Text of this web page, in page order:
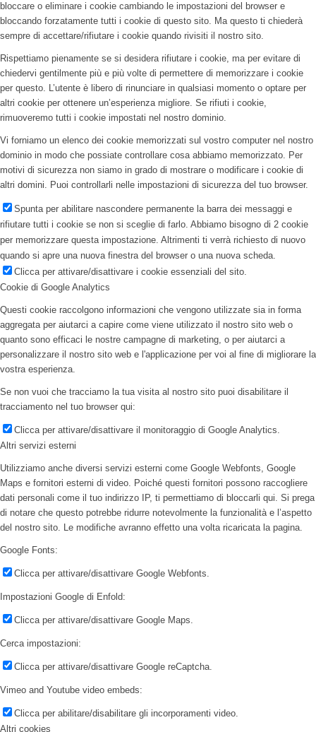
bloccare o eliminare i cookie cambiando le impostazioni del browser e
bloccando forzatamente tutti i cookie di questo sito. Ma questo ti chiederà
sempre di accettare/rifiutare i cookie quando rivisiti il nostro sito.
Rispettiamo pienamente se si desidera rifiutare i cookie, ma per evitare di
chiedervi gentilmente più e più volte di permettere di memorizzare i cookie
per questo. L’utente è libero di rinunciare in qualsiasi momento o optare per
altri cookie per ottenere un’esperienza migliore. Se rifiuti i cookie,
rimuoveremo tutti i cookie impostati nel nostro dominio.
Vi forniamo un elenco dei cookie memorizzati sul vostro computer nel nostro
dominio in modo che possiate controllare cosa abbiamo memorizzato. Per
motivi di sicurezza non siamo in grado di mostrare o modificare i cookie di
altri domini. Puoi controllarli nelle impostazioni di sicurezza del tuo browser.
Spunta per abilitare nascondere permanente la barra dei messaggi e
rifiutare tutti i cookie se non si sceglie di farlo. Abbiamo bisogno di 2 cookie
per memorizzare questa impostazione. Altrimenti ti verrà richiesto di nuovo
quando si apre una nuova finestra del browser o una nuova scheda.
Clicca per attivare/disattivare i cookie essenziali del sito.
Cookie di Google Analytics
Questi cookie raccolgono informazioni che vengono utilizzate sia in forma
aggregata per aiutarci a capire come viene utilizzato il nostro sito web o
quanto sono efficaci le nostre campagne di marketing, o per aiutarci a
personalizzare il nostro sito web e l'applicazione per voi al fine di migliorare la
vostra esperienza.
Se non vuoi che tracciamo la tua visita al nostro sito puoi disabilitare il
tracciamento nel tuo browser qui:
Clicca per attivare/disattivare il monitoraggio di Google Analytics.
Altri servizi esterni
Utilizziamo anche diversi servizi esterni come Google Webfonts, Google
Maps e fornitori esterni di video. Poiché questi fornitori possono raccogliere
dati personali come il tuo indirizzo IP, ti permettiamo di bloccarli qui. Si prega
di notare che questo potrebbe ridurre notevolmente la funzionalità e l’aspetto
del nostro sito. Le modifiche avranno effetto una volta ricaricata la pagina.
Google Fonts:
Clicca per attivare/disattivare Google Webfonts.
Impostazioni Google di Enfold:
Clicca per attivare/disattivare Google Maps.
Cerca impostazioni:
Clicca per attivare/disattivare Google reCaptcha.
Vimeo and Youtube video embeds:
Clicca per abilitare/disabilitare gli incorporamenti video.
Altri cookies